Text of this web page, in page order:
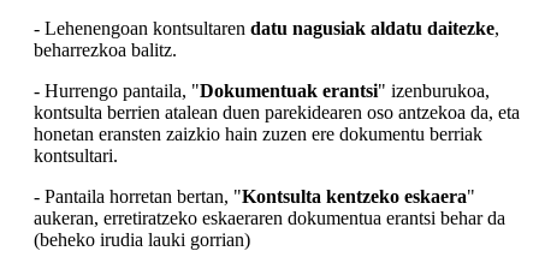
- Lehenengoan kontsultaren datu nagusiak aldatu daitezke,
beharrezkoa balitz.
- Hurrengo pantaila, "Dokumentuak erantsi" izenburukoa,
kontsulta berrien atalean duen parekidearen oso antzekoa da, eta
honetan eransten zaizkio hain zuzen ere dokumentu berriak
kontsultari.
- Pantaila horretan bertan, "Kontsulta kentzeko eskaera"
aukeran, erretiratzeko eskaeraren dokumentua erantsi behar da
(beheko irudia lauki gorrian)